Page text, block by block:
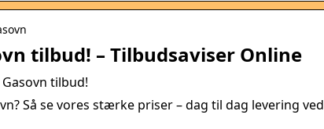
tilbud! – Tilbudsaviser Online
tilbud!
Så se vores stærke priser – dag til dag levering ved